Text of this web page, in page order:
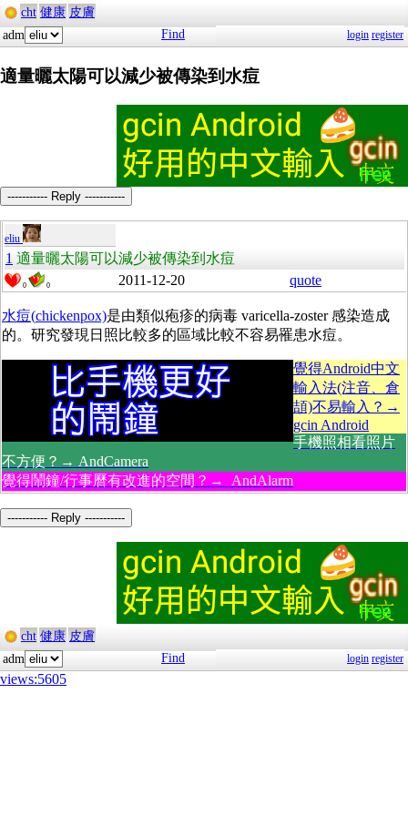
cht 健康 皮膚
adm
Find login register
適量曬太陽可以減少被傳染到水痘
----------- Reply -----------
eliu
1 適量曬太陽可以減少被傳染到水痘
0 0 2011-12-20 quote
水痘(chickenpox)是由類似疱疹的病毒 varicella-zoster 感染造成
的。研究發現日照比較多的區域比較不容易罹患水痘。
覺得Android中文
輸入法(注音、倉
頡)不易輸入？→
gcin Android
手機照相看照片
不方便？→ AndCamera
覺得鬧鐘/行事曆有改進的空間？→ AndAlarm
----------- Reply -----------
cht 健康 皮膚
adm
Find login register
views:5605